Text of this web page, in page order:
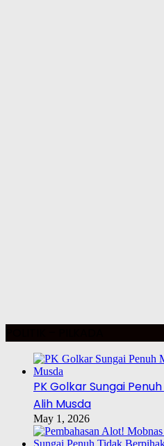
PK Golkar Sungai
Alih Musda
May 1, 2026